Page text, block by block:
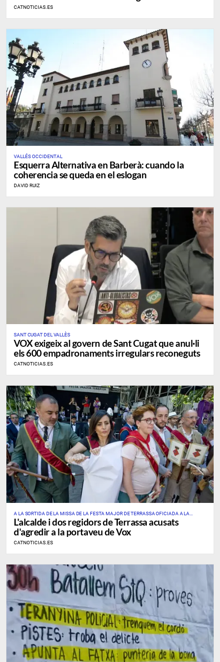
CATNOTICIAS.ES
VALLÉS OCCIDENTAL
Esquerra Alternativa en Barberà: cuando la
coherencia se queda en el eslogan
DAVID RUIZ
SANT CUGAT DEL VALLÈS
VOX exigeix al govern de Sant Cugat que anul·li
els 600 empadronaments irregulars reconeguts
CATNOTICIAS.ES
A LA SORTIDA DE LA MISSA DE LA FESTA MAJOR DE TERRASSA OFICIADA A LA
CATEDRAL DEL SANT ESPERIT
L'alcalde i dos regidors de Terrassa acusats
d'agredir a la portaveu de Vox
CATNOTICIAS.ES